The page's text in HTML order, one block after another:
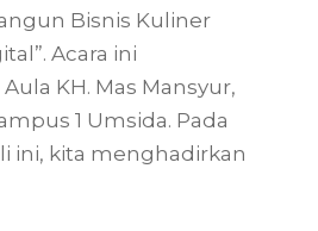
Bisnis Kuliner
Acara ini
KH. Mas Mansyur,
1 Umsida. Pada
ini, kita menghadirkan